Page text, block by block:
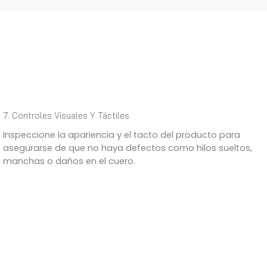
7. Controles Visuales Y Táctiles
Inspeccione la apariencia y el tacto del producto para
asegurarse de que no haya defectos como hilos sueltos,
manchas o daños en el cuero.